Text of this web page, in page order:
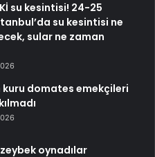
su kesintisi! 24-25
su kesintisi ne
sular ne zaman
kuru domates emekçileri
oynadılar